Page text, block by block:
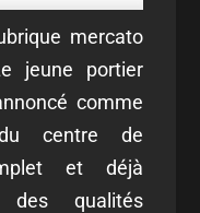
mercato
jeune portier
comme
centre de
et déjà
des qualités